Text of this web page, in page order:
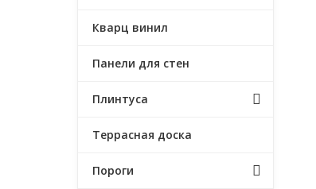
Кварц винил
Панели для стен
Плинтуса
Террасная доска
Пороги